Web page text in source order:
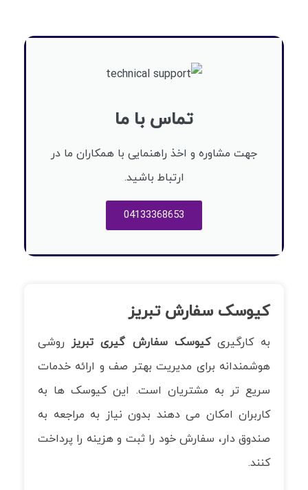
تماس با ما
جهت مشاوره و اخذ راهنمایی با همکاران ما در
ارتباط باشید.​
04133368653
کیوسک سفارش تبریز
به کارگیریکیوسک سفارش گیری تبریز
روشی
هوشمندانه برای مدیریت بهتر صف و ارائه خدمات
سریع تر به مشتریان است. این کیوسک ها به
کاربران امکان می دهند بدون نیاز به مراجعه به
صندوق دار، سفارش خود را ثبت و هزینه را پرداخت
کنند.